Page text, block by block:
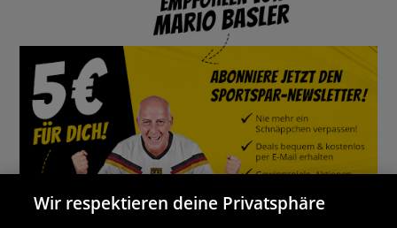
Wir respektieren deine Privatsphäre